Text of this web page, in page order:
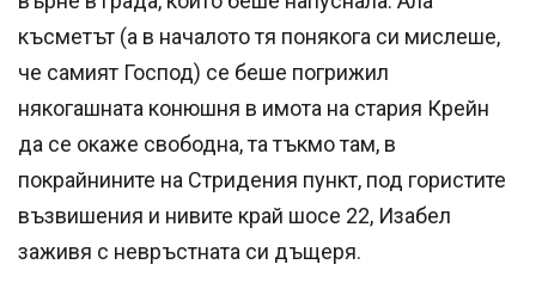
късметът (а в началото тя понякога си мислеше,
че самият Господ) се беше погрижил
някогашната конюшня в имота на стария Крейн
да се окаже свободна, та тъкмо там, в
покрайнините на Стридения пункт, под гористите
възвишения и нивите край шосе 22, Изабел
заживя с невръстната си дъщеря.